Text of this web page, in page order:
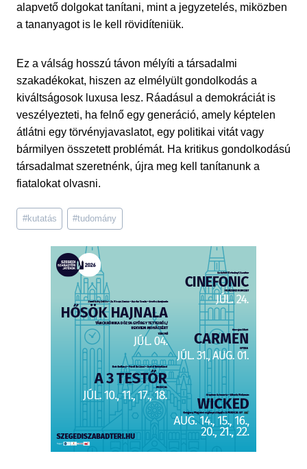
alapvető dolgokat tanítani, mint a jegyzetelés, miközben
a tananyagot is le kell rövidíteniük.
Ez a válság hosszú távon mélyíti a társadalmi
szakadékokat, hiszen az elmélyült gondolkodás a
kiváltságosok luxusa lesz. Ráadásul a demokráciát is
veszélyezteti, ha felnő egy generáció, amely képtelen
átlátni egy törvényjavaslatot, egy politikai vitát vagy
bármilyen összetett problémát. Ha kritikus gondolkodású
társadalmat szeretnénk, újra meg kell tanítanunk a
fiatalokat olvasni.
Post
Tags:
#kutatás #tudomány